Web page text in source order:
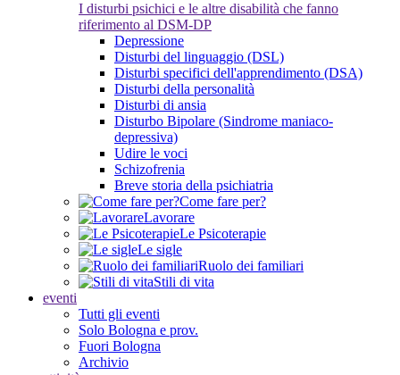
I disturbi psichici e le altre disabilità che fanno
riferimento al DSM-DP
Depressione
Disturbi del linguaggio (DSL)
Disturbi specifici dell'apprendimento (DSA)
Disturbi della personalità
Disturbi di ansia
Disturbo Bipolare (Sindrome maniaco-
depressiva)
Udire le voci
Schizofrenia
Breve storia della psichiatria
Come fare per?
Lavorare
Le Psicoterapie
Le sigle
Ruolo dei familiari
Stili di vita
eventi
Tutti gli eventi
Solo Bologna e prov.
Fuori Bologna
Archivio